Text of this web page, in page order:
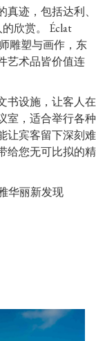
迹，包括达利、
欣赏。 Éclat
雕塑与画作，东
艺术品皆价值连
书设施，让客人在
室，适合举行各种
让宾客留下深刻难
给您无可比拟的精
华丽新发现